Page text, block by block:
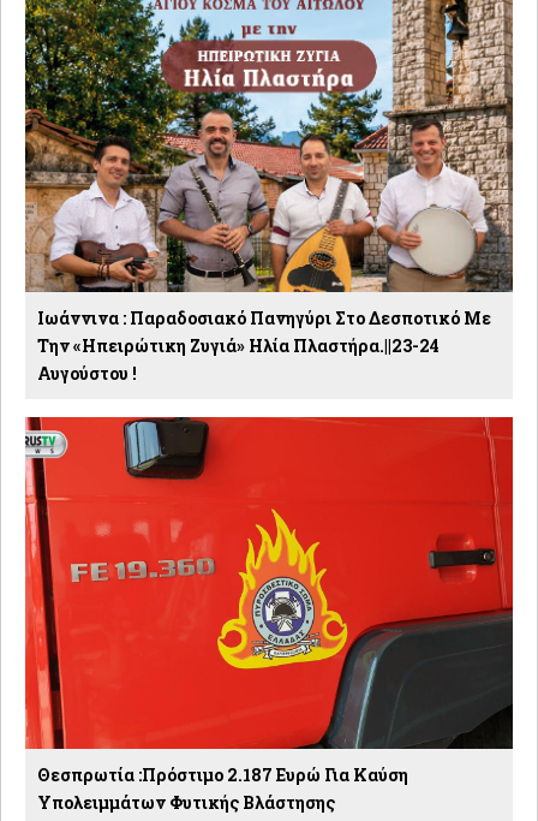
Ιωάννινα : Παραδοσιακό Πανηγύρι Στο Δεσποτικό Με
Την «Ηπειρώτικη Ζυγιά» Ηλία Πλαστήρα.||23-24
Αυγούστου !
Θεσπρωτία :Πρόστιμο 2.187 Ευρώ Για Καύση
Υπολειμμάτων Φυτικής Βλάστησης